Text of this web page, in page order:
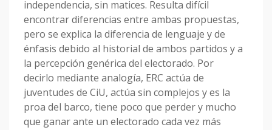
independencia, sin matices. Resulta difícil
encontrar diferencias entre ambas propuestas,
pero se explica la diferencia de lenguaje y de
énfasis debido al historial de ambos partidos y a
la percepción genérica del electorado. Por
decirlo mediante analogía, ERC actúa de
juventudes de CiU, actúa sin complejos y es la
proa del barco, tiene poco que perder y mucho
que ganar ante un electorado cada vez más